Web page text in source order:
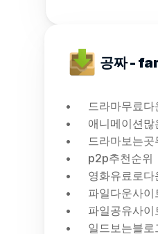
공짜 -
드라마무료다
애니메이션많
드라마보는곳
p2p추천순위
영화유료로
파일다운사이
파일공유사이
일드보는블로